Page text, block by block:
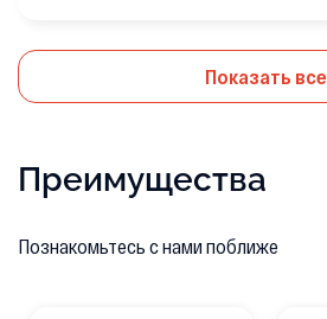
Показать все
Преимущества
Познакомьтесь с нами поближе